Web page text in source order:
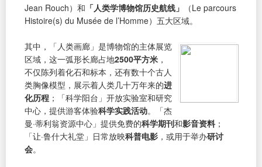
Jean Rouch）和 「人类学博物馆历史航线」
（Le parcours
Histoire(s) du Musée de l’Homme）五大区域。
其中，「人类画廊」是博物馆的主体展览
区域，这一弧形长廊占地2500平方米 ，
不仅陈列着化石和标本，还有数十个古人
类胸像模型，展示着人类几十万年来的进
化历程 ；「科学阳台」开放实验室和研究
中心，提供游客体验科学实践活动。「杰
曼·蒂利翁资源中心」提供免费的科学期刊和影音资料 ；
「让·鲁什大礼堂」日常放映科普电影 ，或用于举办研讨
会。